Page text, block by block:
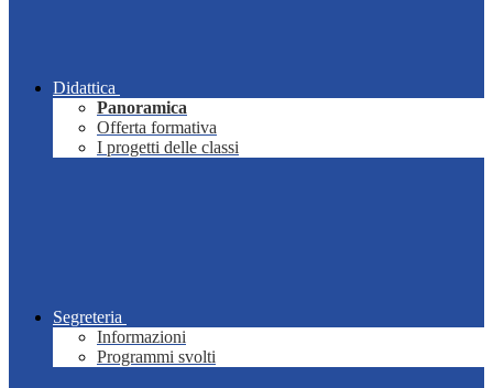
Didattica
Panoramica
Offerta formativa
I progetti delle classi
Segreteria
Informazioni
Programmi svolti